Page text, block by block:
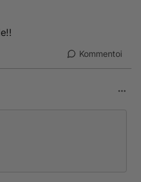
Kommentoi
välissä!